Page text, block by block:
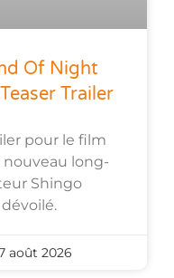
Of Night
Trailer
pour le film
long-
Shingo
août 2026